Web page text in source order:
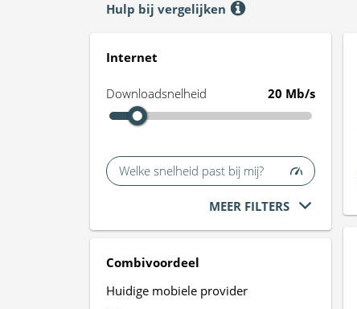
Hulp bij vergelijken
Internet
Downloadsnelheid 20 Mb/s
Welke snelheid past bij mij?
MEER FILTERS
Combivoordeel
Huidige mobiele provider